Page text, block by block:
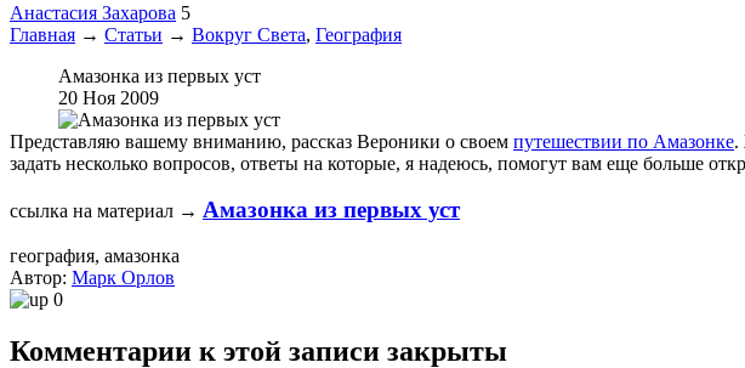
Анастасия Захарова 5
Главная → Статьи → Вокруг Света, География
Амазонка из первых уст
20 Ноя 2009
Представляю вашему вниманию, рассказ Вероники о своем путешествии по Амазонке.
задать несколько вопросов, ответы на которые, я надеюсь, помогут вам еще больше
ссылка на материал → Амазонка из первых уст
география, амазонка
Автор: Марк Орлов
0
Комментарии к этой записи закрыты